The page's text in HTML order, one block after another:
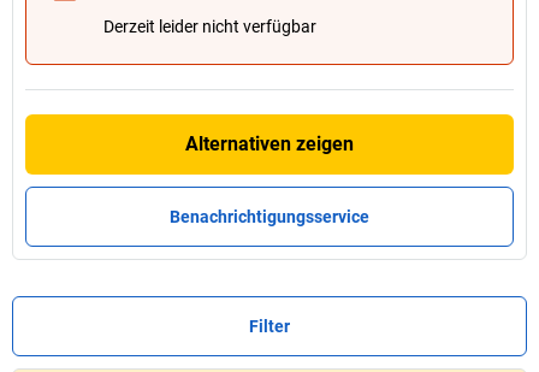
Derzeit leider nicht verfügbar
Alternativen zeigen
Benachrichtigungsservice
Filter